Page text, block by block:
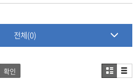
전체(0)
확인